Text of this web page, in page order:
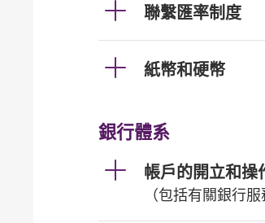
聯繫匯率制度
紙幣和硬幣
銀行體系
帳戶的開立和操
（包括有關銀行